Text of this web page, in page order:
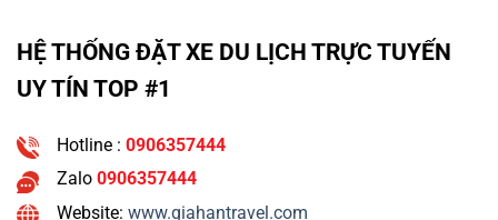
HỆ THỐNG ĐẶT XE DU LỊCH TRỰC TUYẾN
UY TÍN TOP #1
Hotline : 0906357444
Zalo 0906357444
Website: www.giahantravel.com